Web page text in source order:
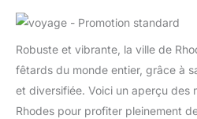
Robuste et vibrante, la ville de
fêtards du monde entier, grâce à
et diversifiée. Voici un aperçu des
Rhodes pour profiter pleinement